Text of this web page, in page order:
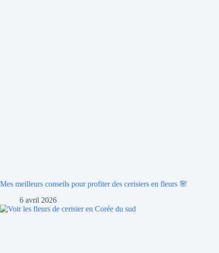
Mes meilleurs conseils pour profiter des cerisiers en fleurs 🌸
6 avril 2026